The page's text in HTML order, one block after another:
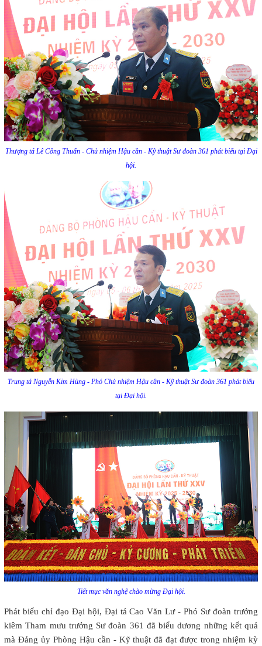
Thượng tá Lê Công Thuấn - Chủ nhiệm Hậu cần - Kỹ thuật Sư đoàn 361 phát biểu tại Đại
hội.
Trung tá Nguyễn Kim Hùng - Phó Chủ nhiệm Hậu cần - Kỹ thuật Sư đoàn 361 phát biểu
tại Đại hội.
Tiết mục văn nghệ chào mừng Đại hội.
Phát biểu chỉ đạo Đại hội, Đại tá Cao Văn Lư - Phó Sư đoàn trưởng
kiêm Tham mưu trưởng Sư đoàn 361 đã biểu dương những kết quả
mà Đảng ủy Phòng Hậu cần - Kỹ thuật đã đạt được trong nhiệm kỳ